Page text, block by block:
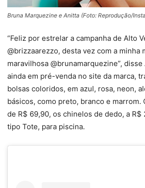
Bruna Marquezine e Anitta (Foto: Reprodução/
“Feliz por estrelar a campanha de Alto
@brizzaarezzo, desta vez com a minha
maravilhosa @brunamarquezine”,
ainda em pré-venda no site da marca,
bolsas coloridos, em azul, rosa, neon,
básicos, como preto, branco e marrom.
de R$ 69,90, os chinelos de dedo, a R$
tipo Tote, para piscina.